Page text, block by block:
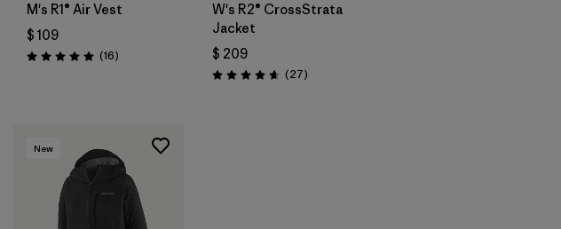
M's R1® Air Vest
$ 109
Valoración: 5.0 / 5
(16Comentarios
)
W's R2® CrossStrata
Jacket
$ 209
Valoración: 4.7 / 5
(27Comentarios
)
New